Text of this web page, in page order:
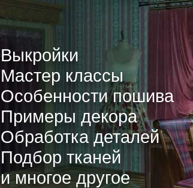
Выкройки
Мастер классы
Особенности пошива
Примеры декора
Обработка деталей
Подбор тканей
и многое другое